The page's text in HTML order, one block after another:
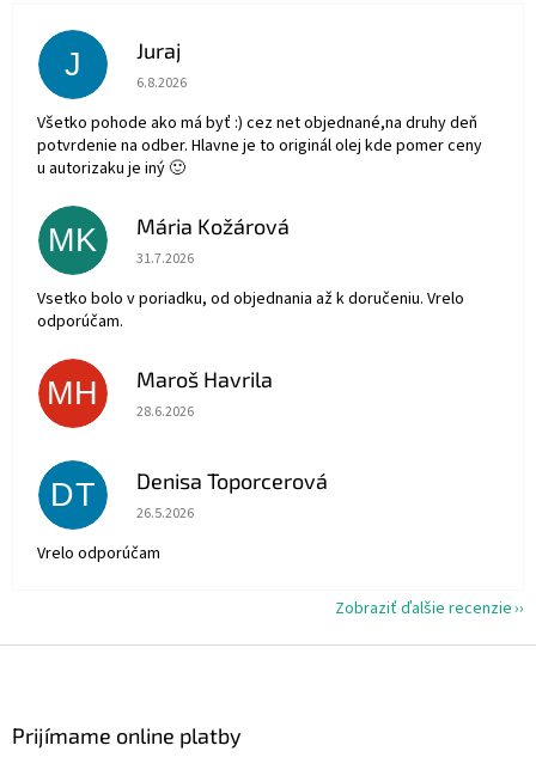
J Juraj
Hodnotenie obchodu je 5 z 5 hviezdičiek.
6.8.2026
Všetko pohode ako má byť :) cez net objednané,na druhy deň
potvrdenie na odber. Hlavne je to originál olej kde pomer ceny
u autorizaku je iný 🙂
MK Mária Kožárová
Hodnotenie obchodu je 5 z 5 hviezdičiek.
31.7.2026
Vsetko bolo v poriadku, od objednania až k doručeniu. Vrelo
odporúčam.
MH Maroš Havrila
Hodnotenie obchodu je 5 z 5 hviezdičiek.
28.6.2026
DT Denisa Toporcerová
Hodnotenie obchodu je 5 z 5 hviezdičiek.
26.5.2026
Vrelo odporúčam
Zobraziť ďalšie recenzie
Prijímame online platby